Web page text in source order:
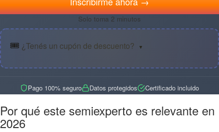
Solo toma 2 minutos
🎟️ ¿Tenés un cupón de descuento? ▼
Pago 100% seguro Datos protegidos Certificado incluido
Por qué este semiexperto es relevante en
2026